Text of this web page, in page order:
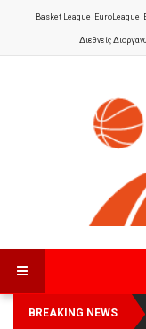
Basket League EuroLeague
Διεθνείς
BREAKING NEWS